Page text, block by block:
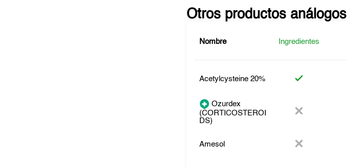
Otros productos análogos
Nombre Ingredientes
Acetylcysteine 20%
Ozurdex
(CORTICOSTEROI
DS)
Amesol